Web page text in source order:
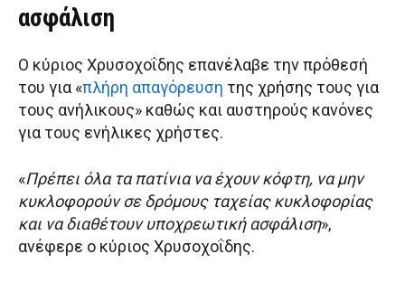
ασφάλιση
Ο κύριος Χρυσοχοΐδης επανέλαβε την πρόθεσή
του για «πλήρη απαγόρευση της χρήσης τους για
τους ανήλικους» καθώς και αυστηρούς κανόνες
για τους ενήλικες χρήστες.
«Πρέπει όλα τα πατίνια να έχουν κόφτη, να μην
κυκλοφορούν σε δρόμους ταχείας κυκλοφορίας
και να διαθέτουν υποχρεωτική ασφάλιση»,
ανέφερε ο κύριος Χρυσοχοΐδης.